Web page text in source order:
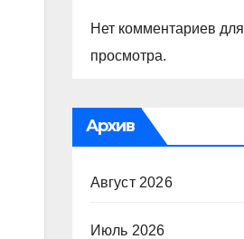
Нет комментариев для
просмотра.
Архив
Август 2026
Июль 2026